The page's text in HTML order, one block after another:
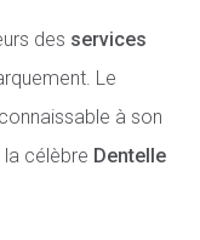
des services
Le
à son
célèbre Dentelle